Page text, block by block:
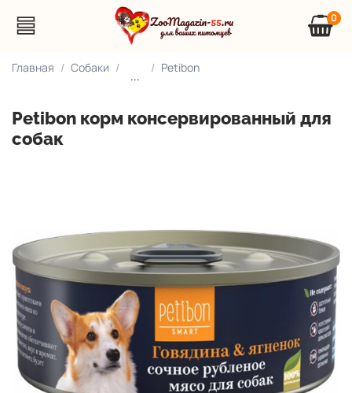
0
Главная Собаки
...
Petibon
Petibon корм консервированный для
собак